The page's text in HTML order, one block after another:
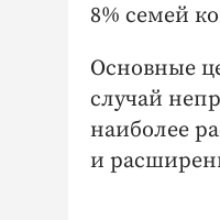
8% семей
Основные
случай
наиболее
и